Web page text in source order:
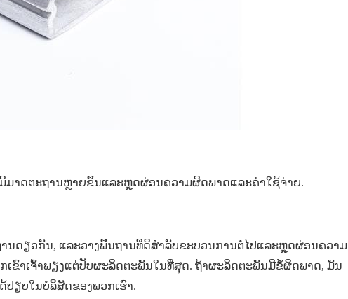
ມາດຕະຖານຫຼາຍຂຶ້ນແລະຫຼຸດຜ່ອນຄວາມຜິດພາດແລະຄ່າໃຊ້ຈ່າຍ.
ນດຽວກັນ, ແລະວາງພື້ນຖານທີ່ດີສໍາລັບຂະບວນການຕໍ່ໄປແລະຫຼຸດຜ່ອນຄວາມ
ຂົາເຈົ້າພຽງແຕ່ປັບຜະລິດຕະພັນໃນທີ່ສຸດ. ຖ້າຜະລິດຕະພັນມີຂໍ້ຜິດພາດ, ມັນ
ຽບໃນບໍລິສັດຂອງພວກເຮົາ.